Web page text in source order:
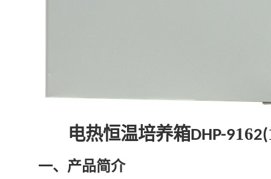
电热恒温培养箱DHP-9162(
一、 产品简介